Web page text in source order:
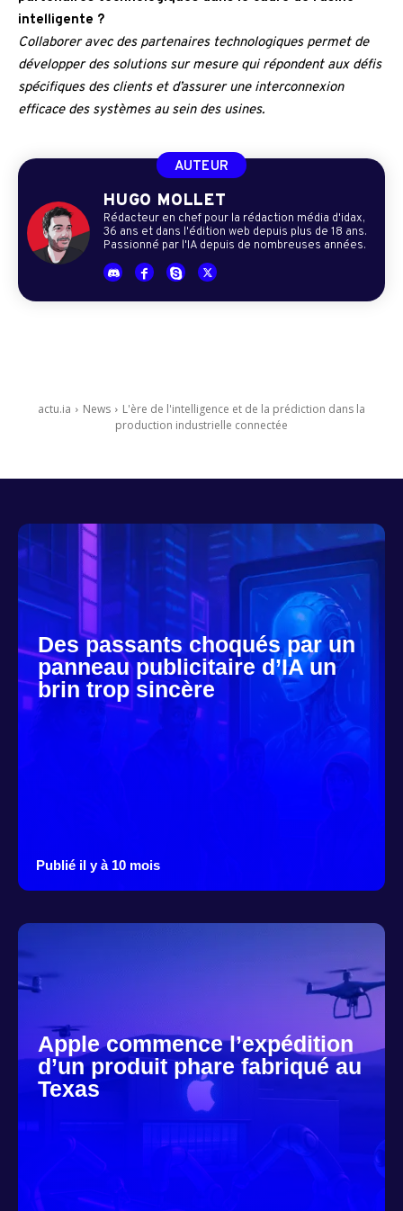
intelligente ?
Collaborer avec des partenaires technologiques permet de
développer des solutions sur mesure qui répondent aux défis
spécifiques des clients et d’assurer une interconnexion
efficace des systèmes au sein des usines.
AUTEUR
HUGO MOLLET
Rédacteur en chef pour la rédaction média d'idax,
36 ans et dans l'édition web depuis plus de 18 ans.
Passionné par l'IA depuis de nombreuses années.
actu.ia News
L'ère de l'intelligence et de la prédiction dans la
production industrielle connectée
Des passants choqués par un
panneau publicitaire d’IA un
brin trop sincère
Publié il y à 10 mois
Apple commence l’expédition
d’un produit phare fabriqué au
Texas